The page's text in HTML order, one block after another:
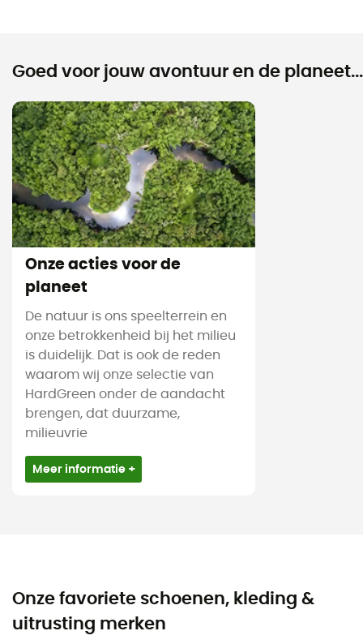
Goed voor jouw avontuur en de planeet...
Onze acties voor de
planeet
De natuur is ons speelterrein en
onze betrokkenheid bij het milieu
is duidelijk. Dat is ook de reden
waarom wij onze selectie van
HardGreen onder de aandacht
brengen, dat duurzame,
milieuvrie
Meer informatie +
Onze favoriete schoenen, kleding &
uitrusting merken